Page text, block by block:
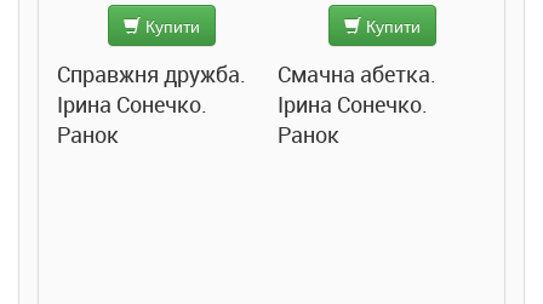
Купити
Справжня дружба.
Ірина Сонечко.
Ранок
Купити
Смачна абетка.
Ірина Сонечко.
Ранок